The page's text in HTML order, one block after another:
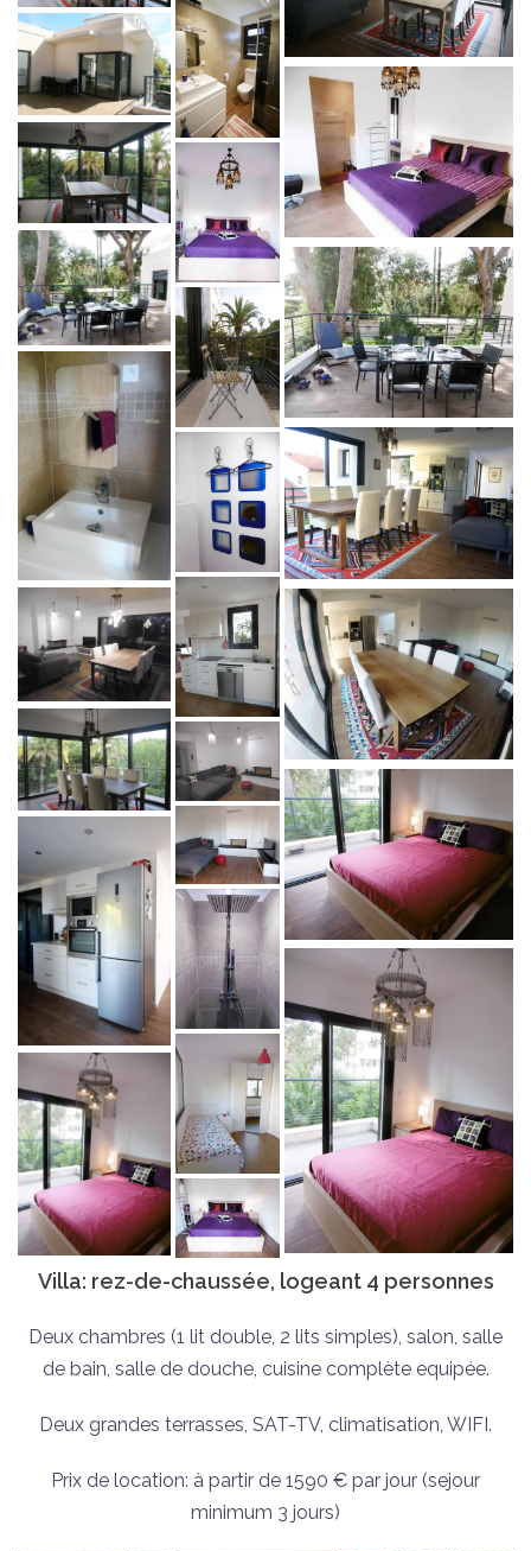
Villa: rez-de-chaussée, logeant 4 personnes
Deux chambres (1 lit double, 2 lits simples), salon, salle
de bain, salle de douche, cuisine complète equipée.
Deux grandes terrasses, SAT-TV, climatisation, WIFI.
Prix de location: à partir de 1590 € par jour (sejour
minimum 3 jours)